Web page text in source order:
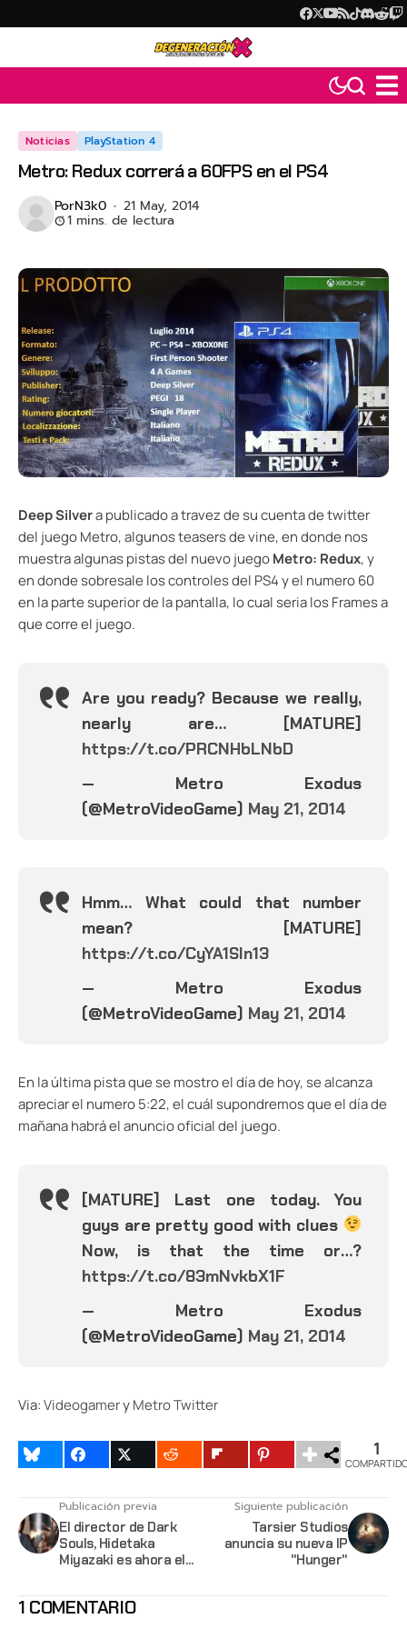
Noticias PlayStation 4
Metro: Redux correrá a 60FPS en el PS4
PorN3k0 21 May, 2014
1 mins. de lectura
Deep Silvera publicado a travez de su cuenta de twitter
del juego Metro, algunos teasers de vine, en donde nos
muestra algunas pistas del nuevo juegoMetro: Redux, y
en donde sobresale los controles del PS4 y el numero 60
en la parte superior de la pantalla, lo cual seria los Frames a
que corre el juego.
Are you ready? Because we really,
nearly are… [MATURE]
https://t.co/PRCNHbLNbD
— Metro Exodus
(@MetroVideoGame) May 21, 2014
Hmm… What could that number
mean? [MATURE]
https://t.co/CyYA1SIn13
— Metro Exodus
(@MetroVideoGame) May 21, 2014
En la última pista que se mostro el día de hoy, se alcanza
apreciar el numero 5:22, el cuál supondremos que el día de
mañana habrá el anuncio oficial del juego.
[MATURE] Last one today. You
guys are pretty good with clues
Now, is that the time or…?
https://t.co/83mNvkbX1F
— Metro Exodus
(@MetroVideoGame) May 21, 2014
Via:VideogameryMetro Twitter
1
Publicación previa
El director de Dark
Souls, Hidetaka
Miyazaki es ahora el
Siguiente publicación
Tarsier Studios
anuncia su nueva IP
"Hunger"
1 COMENTARIO